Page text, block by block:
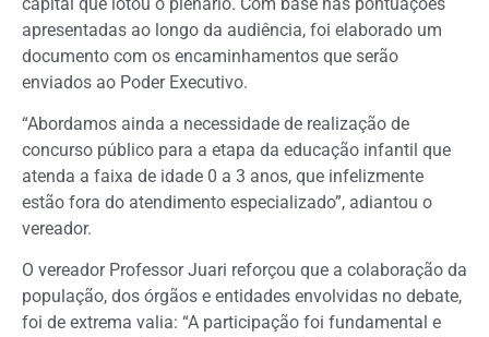
apresentadas ao longo da audiência, foi elaborado um
documento com os encaminhamentos que serão
enviados ao Poder Executivo.
“Abordamos ainda a necessidade de realização de
concurso público para a etapa da educação infantil que
atenda a faixa de idade 0 a 3 anos, que infelizmente
estão fora do atendimento especializado”, adiantou o
vereador.
O vereador Professor Juari reforçou que a colaboração da
população, dos órgãos e entidades envolvidas no debate,
foi de extrema valia: “A participação foi fundamental e